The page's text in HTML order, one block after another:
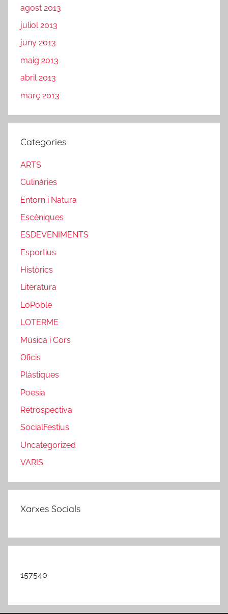
agost 2013
juliol 2013
juny 2013
maig 2013
abril 2013
març 2013
Categories
ARTS
Culinàries
Entorn i Natura
Escèniques
ESDEVENIMENTS
Esportius
Històrics
Literatura
LoPoble
LOTERME
Música i Cors
Oficis
Plàstiques
Poesia
Retrospectiva
SocialFestius
Uncategorized
VARIS
Xarxes Socials
157540